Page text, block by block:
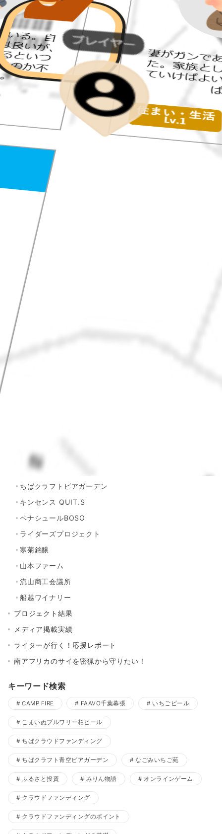
Menu
107488641_197860358320834_80
18578610539150088_n
2021年3月10日
アドバイザー
サイト内検索
カテゴリー
お知らせ
ちば クラウドファンディングとは
アドバイザー 活動ブログ
アドバイザー/ Anna Sato
アドバイザーのご紹介
プロジェクトご紹介
CHIBA SAKE
ちばクラフトビアガーデン
キンセンス QUIT.S
ペナシュールBOSO
ライダーズプロジェクト
寒菊銘醸
山本ファーム
流山商工会議所
船越ワイナリー
プロジェクト結果
メディア掲載実績
ライターが行く！応援レポート
南アフリカのサイを密猟から守りたい！
キーワード検索
CAMP FIRE FAAVO千葉幕張 いちごビール
こまいぬブルワリー柏ビール
ちばクラウドファンディング
ちばクラフト青空ビアガーデン なごみいちご苑
ふるさと投資 みりん物語 オンラインゲーム
クラウドファンディング
クラウドファンディングのポイント